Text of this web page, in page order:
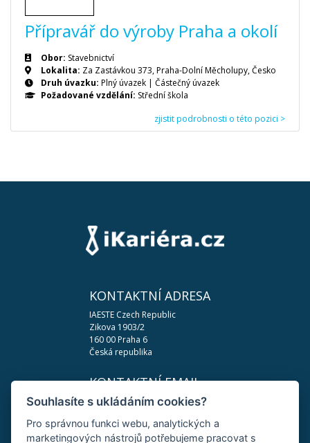
Přípravář do výroby Praha a okolí
Obor: Stavebnictví
Lokalita: Za Zastávkou 373, Praha-Dolní Měcholupy, Česko
Druh úvazku: Plný úvazek | Částečný úvazek
Požadované vzdělání: Střední škola
zjistit podrobnosti o této pozici >
KONTAKTNÍ ADRESA
IAESTE Czech Republic
Zikova 1903/2
160 00 Praha 6
Česká republika
KONTAKTNÍ EMAIL
podpora@ikariera.cz
DŮLEŽITÉ ODKAZY
Souhlasíte s ukládáním cookies?
Pro správnou funkci webu, analytických a
marketingových nástrojů potřebujeme pracovat s